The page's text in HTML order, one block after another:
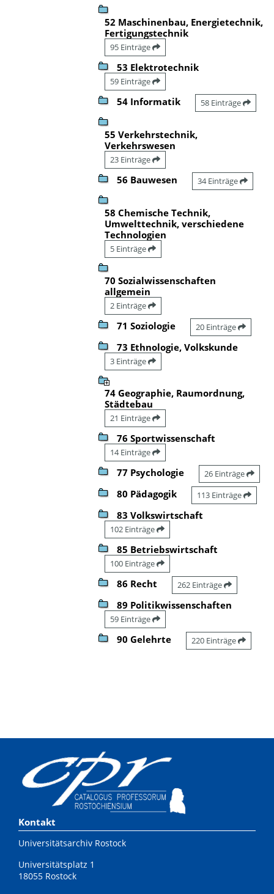
52 Maschinenbau, Energietechnik,
Fertigungstechnik
95 Einträge
53 Elektrotechnik
59 Einträge
54 Informatik 58 Einträge
55 Verkehrstechnik,
Verkehrswesen
23 Einträge
56 Bauwesen 34 Einträge
58 Chemische Technik,
Umwelttechnik, verschiedene
Technologien
5 Einträge
70 Sozialwissenschaften
allgemein
2 Einträge
71 Soziologie 20 Einträge
73 Ethnologie, Volkskunde
3 Einträge
74 Geographie, Raumordnung,
Städtebau
21 Einträge
76 Sportwissenschaft
14 Einträge
77 Psychologie 26 Einträge
80 Pädagogik 113 Einträge
83 Volkswirtschaft
102 Einträge
85 Betriebswirtschaft
100 Einträge
86 Recht 262 Einträge
89 Politikwissenschaften
59 Einträge
90 Gelehrte 220 Einträge
Kontakt
Universitätsarchiv Rostock
Universitätsplatz 1
18055 Rostock